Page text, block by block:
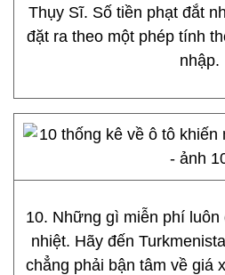
Thụy Sĩ. Số tiền phạt đắt
đặt ra theo một phép tính
nhập.
10. Những gì miễn phí
nhiệt. Hãy đến
chẳng phải bận tâm về giá